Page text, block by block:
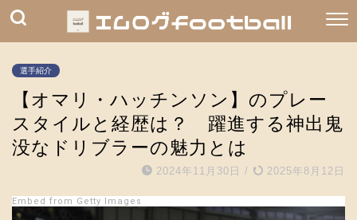
選手紹介
【オマリ・ハッチンソン】のプレー
スタイルと経歴は？ 躍進する神出鬼
没なドリブラーの魅力とは
2024年11月30日 / 2025年8月12日
Embed from Getty Images